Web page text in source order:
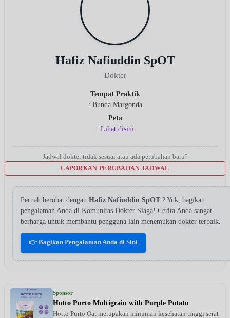
Hafiz Nafiuddin SpOT
Dokter
Tempat Praktik
: Bunda Margonda
Peta
: Lihat disini
Jadwal dokter tidak sesuai atau ada perubahan baru?
LAPORKAN PERUBAHAN JADWAL
Pernah berobat dengan Hafiz Nafiuddin SpOT ? Yuk, bagikan
pengalaman Anda di Komunitas Dokter Siaga! Cerita Anda sangat
berharga untuk membantu pengguna lain menemukan dokter terbaik.
👉 Bagikan Pengalaman Anda di Sini
Sponsor
Hotto Purto Multigrain with Purple Potato
Hotto Purto Oat merupakan minuman kesehatan tinggi serat